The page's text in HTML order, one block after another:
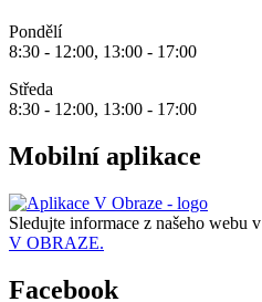
Pondělí
8:30 - 12:00, 13:00 - 17:00
Středa
8:30 - 12:00, 13:00 - 17:00
Mobilní aplikace
Sledujte informace z našeho webu v
V OBRAZE.
Facebook